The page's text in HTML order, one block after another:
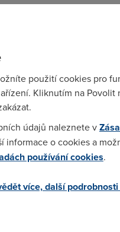
adresu ktera se mi
teda mam ADSL teprve
mi byla změněna
použití cookies pro
Kliknutím na Povolit
údajů naleznete v
informace o cookies a
používání cookies.
více, další